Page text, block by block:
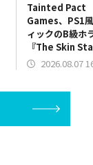
Tainted Pact
Games、PS1
ィックのB級ホ
『The Skin
を配信開始！
2026.08.07